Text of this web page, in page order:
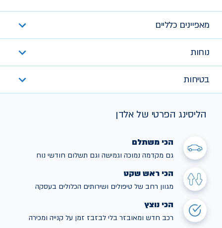
מאפיינים כלליים
נוחות
בטיחות
הליסינג הפרטי של אלדן
הכי משתלם
גם מקדמה נמוכה וגמישה וגם תשלום חודשי נוח
הכי ראש שקט
מגוון רחב של טיפולים ושירותים הכלולים בעסקה
הכי נוצץ
רכב חדש ומאובזר בלי לבזבז זמן על קנייה ומכירה